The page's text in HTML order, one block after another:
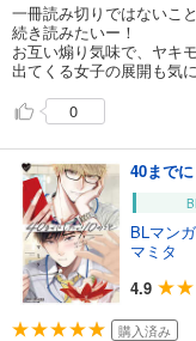
一冊読み切りではないこ
続き読みたいー！
お互い煽り気味で、ヤキ
出てくる女子の展開も気
0
40まで
BLマンガ
マミタ
4.9
購入済み